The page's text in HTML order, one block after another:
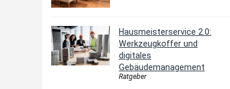
Hausmeisterservice 2.0:
Werkzeugkoffer und
digitales
Gebäudemanagement
Ratgeber